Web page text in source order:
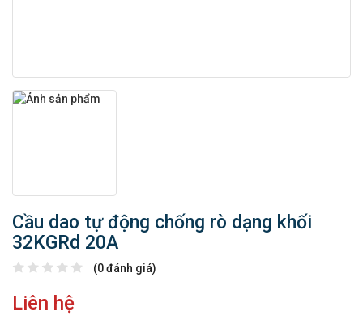
Cầu dao tự động chống rò dạng khối
32KGRd 20A
(0 đánh giá)
Liên hệ